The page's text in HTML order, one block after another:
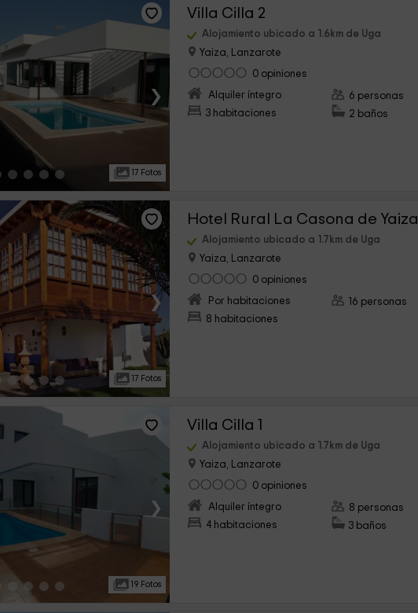
›
17 Fotos
Villa Cilla 2
Alojamiento ubicado a 1.6km de Uga
Yaiza, Lanzarote
0 opiniones
Alquiler íntegro
3 habitaciones
6 personas
2 baños
›
17 Fotos
Hotel Rural La Casona de Yaiza
Alojamiento ubicado a 1.7km de Uga
Yaiza, Lanzarote
0 opiniones
Por habitaciones
8 habitaciones
16 personas
›
19 Fotos
Villa Cilla 1
Alojamiento ubicado a 1.7km de Uga
Yaiza, Lanzarote
0 opiniones
Alquiler íntegro
4 habitaciones
8 personas
3 baños